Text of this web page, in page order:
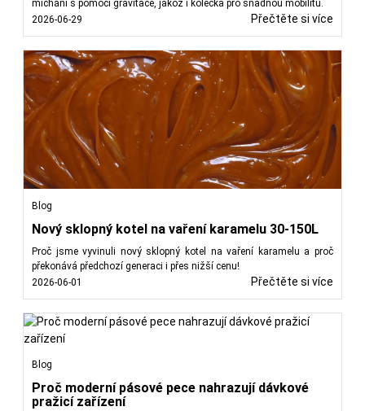
míchání s pomocí gravitace, jakož i kolečka pro snadnou mobilitu.
2026-06-29
Přečtěte si více
Blog
Nový sklopný kotel na vaření karamelu 30-150L
Proč jsme vyvinuli nový sklopný kotel na vaření karamelu a proč
překonává předchozí generaci i přes nižší cenu!
2026-06-01
Přečtěte si více
Blog
Proč moderní pásové pece nahrazují dávkové
pražicí zařízení